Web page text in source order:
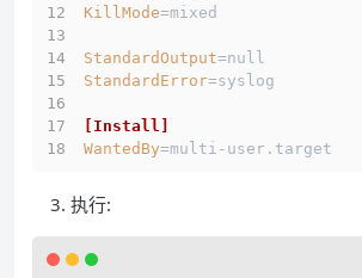
KillMode=mixed
StandardOutput=null
StandardError=syslog
[Install]
WantedBy=multi-user.target
执行: